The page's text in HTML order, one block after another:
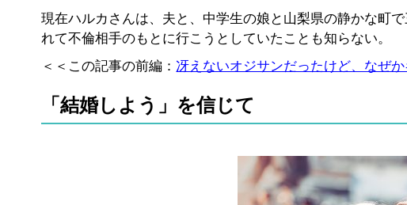
現在ハルカさんは、夫と、中学生の娘と山梨県の静かな町
れて不倫相手のもとに行こうとしていたことも知らない。
＜＜この記事の前編： 冴えないオジサンだったけど、なぜ
「結婚しよう」を信じて